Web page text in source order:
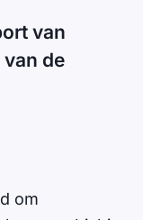
van
de
om